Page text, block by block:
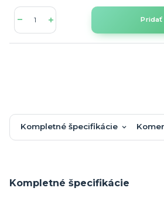
Pridať
Kompletné špecifikácie
Kompletné špecifikácie